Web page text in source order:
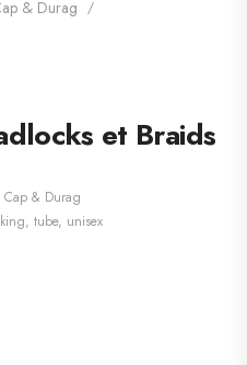
& Durag /
et Braids
Cap & Durag
, tube, unisex